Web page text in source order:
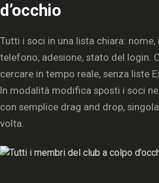
d’occhio
Tutti i soci in una lista chiara:
telefono, adesione, stato del login.
cercare in tempo reale, senza liste
In modalità modifica sposti i soci
con semplice drag and drop,
volta.